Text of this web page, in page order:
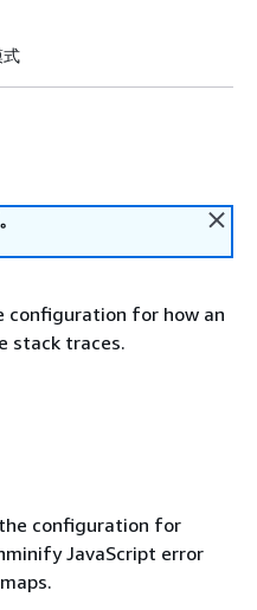
式
for how an
stack traces.
configuration for
JavaScript error